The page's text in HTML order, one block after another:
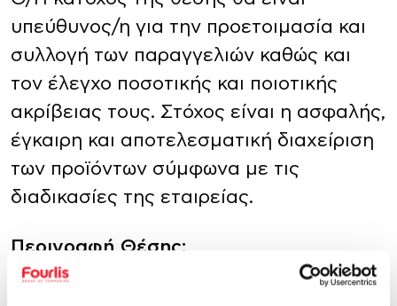
υπεύθυνος/η για την προετοιμασία και
συλλογή των παραγγελιών καθώς και
τον έλεγχο ποσοτικής και ποιοτικής
ακρίβειας τους. Στόχος είναι η ασφαλής,
έγκαιρη και αποτελεσματική διαχείριση
των προϊόντων σύμφωνα με τις
διαδικασίες της εταιρείας.
Περιγραφή Θέσης: